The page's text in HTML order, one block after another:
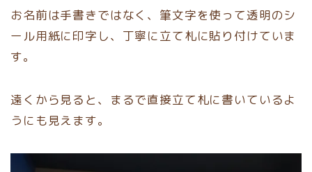
お名前は手書きではなく、筆文字を使って透明のシ
ール用紙に印字し、丁寧に立て札に貼り付けていま
す。
遠くから見ると、まるで直接立て札に書いているよ
うにも見えます。